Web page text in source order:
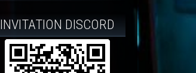
INVITATION DISCORD